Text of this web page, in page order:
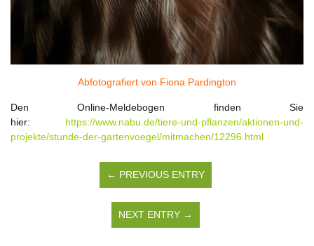
Abfotografiert von Fiona Pardington
Den Online-Meldebogen finden Sie
hier: https://www.nabu.de/tiere-und-pflanzen/aktionen-und-
projekte/stunde-der-gartenvoegel/mitmachen/12296.html
← PREVIOUS ENTRY
NEXT ENTRY →